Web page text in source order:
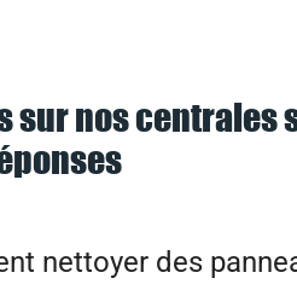
sur nos centrales
nettoyer des